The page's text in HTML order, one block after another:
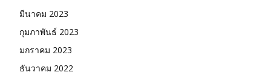
มีนาคม 2023
กุมภาพันธ์ 2023
มกราคม 2023
ธันวาคม 2022